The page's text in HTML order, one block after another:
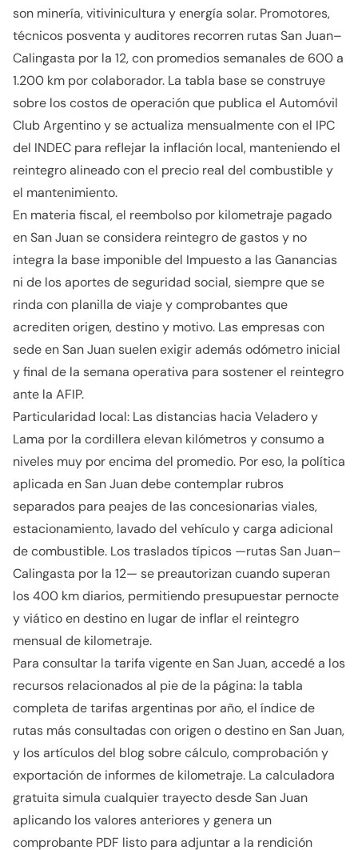
son minería, vitivinicultura y energía solar. Promotores,
técnicos posventa y auditores recorren rutas San Juan–
Calingasta por la 12, con promedios semanales de 600 a
1.200 km por colaborador. La tabla base se construye
sobre los costos de operación que publica el Automóvil
Club Argentino y se actualiza mensualmente con el IPC
del INDEC para reflejar la inflación local, manteniendo el
reintegro alineado con el precio real del combustible y
el mantenimiento.
En materia fiscal, el reembolso por kilometraje pagado
en San Juan se considera reintegro de gastos y no
integra la base imponible del Impuesto a las Ganancias
ni de los aportes de seguridad social, siempre que se
rinda con planilla de viaje y comprobantes que
acrediten origen, destino y motivo. Las empresas con
sede en San Juan suelen exigir además odómetro inicial
y final de la semana operativa para sostener el reintegro
ante la AFIP.
Particularidad local: Las distancias hacia Veladero y
Lama por la cordillera elevan kilómetros y consumo a
niveles muy por encima del promedio. Por eso, la política
aplicada en San Juan debe contemplar rubros
separados para peajes de las concesionarias viales,
estacionamiento, lavado del vehículo y carga adicional
de combustible. Los traslados típicos —rutas San Juan–
Calingasta por la 12— se preautorizan cuando superan
los 400 km diarios, permitiendo presupuestar pernocte
y viático en destino en lugar de inflar el reintegro
mensual de kilometraje.
Para consultar la tarifa vigente en San Juan, accedé a los
recursos relacionados al pie de la página: la tabla
completa de tarifas argentinas por año, el índice de
rutas más consultadas con origen o destino en San Juan,
y los artículos del blog sobre cálculo, comprobación y
exportación de informes de kilometraje. La calculadora
gratuita simula cualquier trayecto desde San Juan
aplicando los valores anteriores y genera un
comprobante PDF listo para adjuntar a la rendición